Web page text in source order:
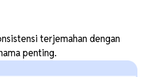
terjemahan dengan
penting.